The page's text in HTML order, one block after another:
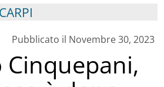
Pubblicato il Novembre 30, 2023
Cinquepani,